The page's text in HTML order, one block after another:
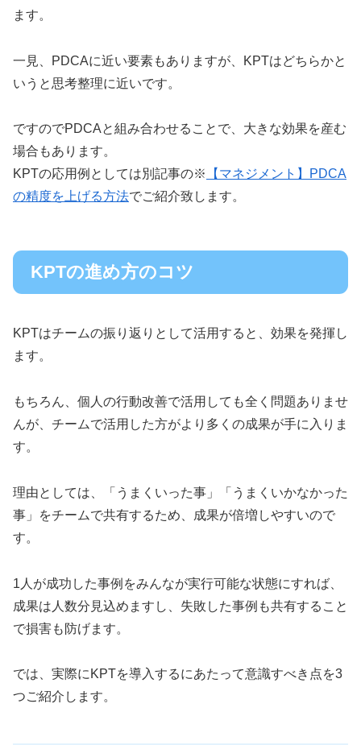
ます。
一見、PDCAに近い要素もありますが、KPTはどちらかと
いうと思考整理に近いです。
ですのでPDCAと組み合わせることで、大きな効果を産む
場合もあります。
KPTの応用例としては別記事の※
【マネジメント】PDCA
の精度を上げる方法でご紹介致します。
KPTの進め方のコツ
KPTはチームの振り返りとして活用すると、効果を発揮し
ます。
もちろん、個人の行動改善で活用しても全く問題ありませ
んが、チームで活用した方がより多くの成果が手に入りま
す。
理由としては、「うまくいった事」「うまくいかなかった
事」をチームで共有するため、成果が倍増しやすいので
す。
1人が成功した事例をみんなが実行可能な状態にすれば、
成果は人数分見込めますし、失敗した事例も共有すること
で損害も防げます。
では、実際にKPTを導入するにあたって意識すべき点を3
つご紹介します。